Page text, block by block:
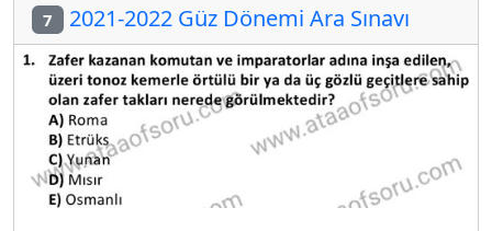
7 2021-2022 Güz Dönemi Ara Sınavı